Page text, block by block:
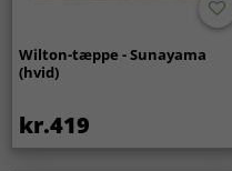
Wilton-tæppe - Sunayama
(hvid)
kr.419